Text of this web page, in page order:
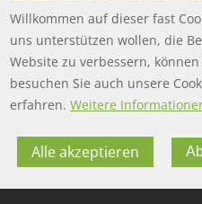
FOOTER MENU
FAQ
Willkommen auf dieser fast
uns unterstützen wollen, die
Website zu verbessern,
besuchen Sie auch unsere
erfahren. Weitere
Alle akzeptieren